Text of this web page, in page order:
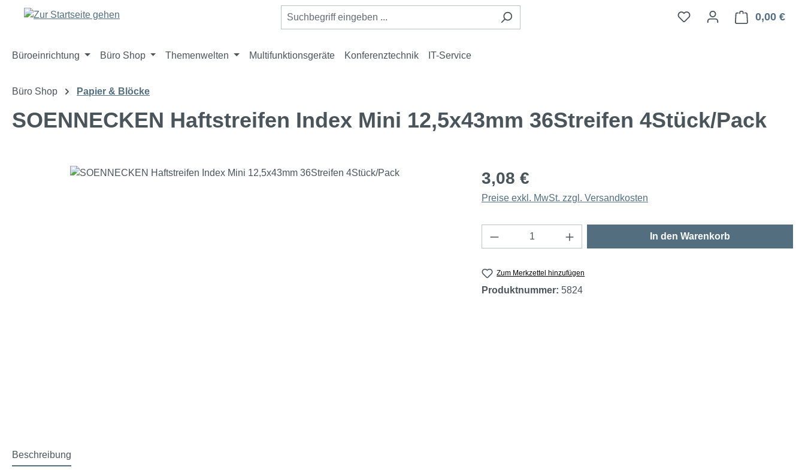
Hauptinhalt springen
Zur Suche springen
Zur Hauptnavigation springen 0,00 €
Büroeinrichtung Büro Shop Themenwelten Multifunktionsgeräte Konferenztechnik IT-Service
Büro Shop Papier & Blöcke
SOENNECKEN Haftstreifen Index Mini 12,5x43mm 36Streifen 4Stück/Pack
Bildergalerie überspringen 3,08 €
Preise exkl. MwSt. zzgl. Versandkosten
Produkt Anzahl: Gib den gewünschten Wert ein
In den Warenkorb
Zum Merkzettel hinzufügen
Produktnummer: 5824
Beschreibung